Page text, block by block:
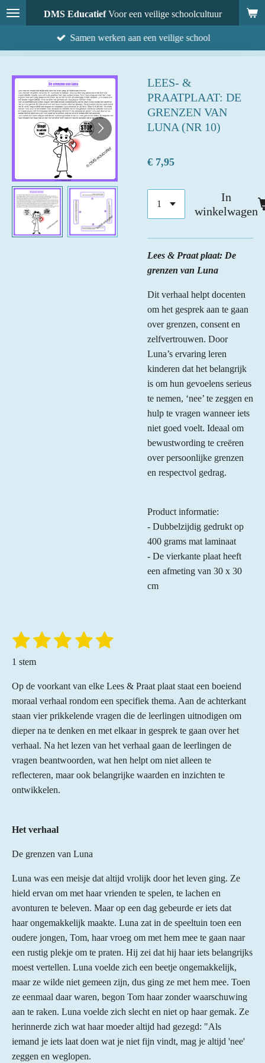
Ga
direct
DMS EducatiefVoor een veilige schoolcultuur
Samen werken aan een veilige school
LEES- &
PRAATPLAAT: DE
GRENZEN VAN
LUNA (NR 10)
€ 7,95
In
winkelwagen
Lees & Praat plaat: De
grenzen van Luna
Dit verhaal helpt docenten
om het gesprek aan te gaan
over grenzen, consent en
zelfvertrouwen. Door
Luna’s ervaring leren
kinderen dat het belangrijk
is om hun gevoelens serieus
te nemen, ‘nee’ te zeggen en
hulp te vragen wanneer iets
niet goed voelt. Ideaal om
bewustwording te creëren
over persoonlijke grenzen
en respectvol gedrag.
Product informatie:
- Dubbelzijdig gedrukt op
400 grams mat laminaat
- De vierkante plaat heeft
een afmeting van 30 x 30
cm
R
t
i
n
g
:
5
s
t
e
e
1
s
t
e
r
2
s
e
r
r
e
n
3
t
e
r
r
e
n
4
e
r
r
e
n
5
t
e
r
r
e
n
S
e
n
1 stem
Op de voorkant van elke Lees & Praat plaat staat een boeiend
moraal verhaal rondom een specifiek thema. Aan de achterkant
staan vier prikkelende vragen die de leerlingen uitnodigen om
dieper na te denken en met elkaar in gesprek te gaan over het
verhaal. Na het lezen van het verhaal gaan de leerlingen de
vragen beantwoorden, wat hen helpt om niet alleen te
reflecteren, maar ook belangrijke waarden en inzichten te
ontwikkelen.
Het verhaal
De grenzen van Luna
Luna was een meisje dat altijd vrolijk door het leven ging. Ze
hield ervan om met haar vrienden te spelen, te lachen en
avonturen te beleven. Maar op een dag gebeurde er iets dat
haar ongemakkelijk maakte. Luna zat in de speeltuin toen een
oudere jongen, Tom, haar vroeg om met hem mee te gaan naar
een rustig plekje om te praten. Hij zei dat hij haar iets belangrijks
moest vertellen. Luna voelde zich een beetje ongemakkelijk,
maar ze wilde niet gemeen zijn, dus ging ze met hem mee. Toen
ze eenmaal daar waren, begon Tom haar zonder waarschuwing
aan te raken. Luna voelde zich slecht en niet op haar gemak. Ze
herinnerde zich wat haar moeder altijd had gezegd: "Als
iemand je iets laat doen wat je niet fijn vindt, mag je altijd 'nee'
zeggen en weglopen.